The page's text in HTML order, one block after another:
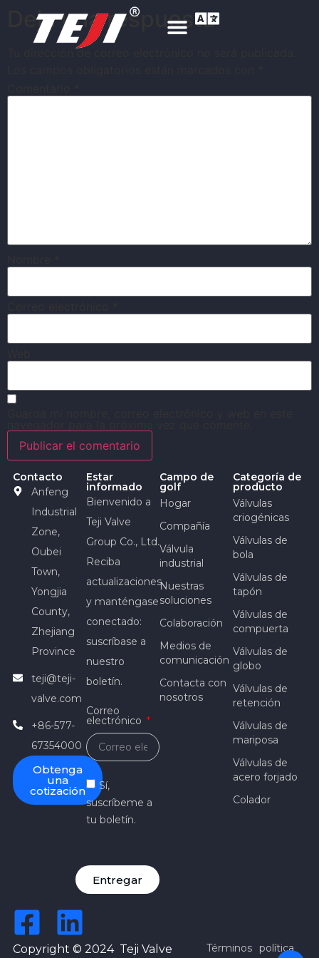
Deja una respuesta
Tu dirección de correo electrónico no será publicada.
Contacto
Anfeng
Industrial
Zone,
Oubei
Town,
Yongjia
County,
Zhejiang
Province
teji@teji-
valve.com
+86-577-
67354000
Obtenga
una
cotización
Estar
informado
Bienvenido a
Teji Valve
Group Co., Ltd.
Reciba
actualizaciones
y manténgase
conectado:
suscríbase a
nuestro
boletín.
Correo
electrónico
Sí,
suscríbeme a
tu boletín.
Entregar
Campo de
golf
Hogar
Compañía
Válvula
industrial
Nuestras
soluciones
Colaboración
Medios de
comunicación
Contacta con
nosotros
Categoría de
producto
Válvulas
criogénicas
Válvulas de
bola
Válvulas de
tapón
Válvulas de
compuerta
Válvulas de
globo
Válvulas de
retención
Válvulas de
mariposa
Válvulas de
acero forjado
Colador
Copyright © 2024 Teji Valve
Términos
política